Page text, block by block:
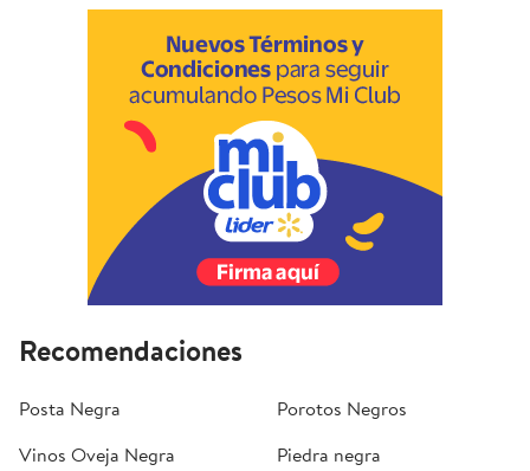
Recomendaciones
Posta Negra
Porotos Negros
Vinos Oveja Negra
Piedra negra